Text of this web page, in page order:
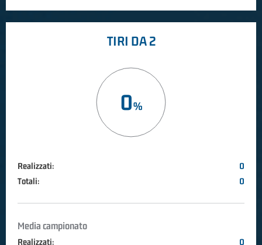
TIRI DA 2
0
Realizzati:
0
Totali:
0
Media campionato
Realizzati: 0